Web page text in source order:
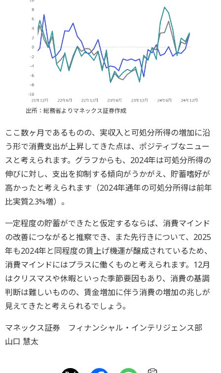
出所：総務省よりマネックス証券作成
ここ数ヶ月であるものの、実収入と可処分所得の増加に沿
う形で消費支出が上昇してきた点は、ポジティブなニュー
スと考えられます。グラフからも、2024年は可処分所得の
伸びに対し、支出を抑制する傾向がうかがえ、貯蓄嗜好が
高かったと考えられます（2024年通年の可処分所得は前年
比実質2.3%増）。
一定程度の貯蓄ができたと仮定するならば、消費マインド
の改善につながると推察でき、また先行きについて、2025
年も2024年と同程度の賃上げ機運が醸成されているため、
消費マインドにはプラスに働くものと考えられます。12月
はクリスマスや休暇といった季節要因もあり、消費の基調
判断は難しいものの、賃金増加に伴う消費の増加の兆しが
見えてきたと考えられるでしょう。
マネックス証券 フィナンシャル・インテリジェンス部
山口 慧太